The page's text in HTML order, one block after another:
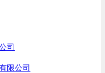
司
限公司